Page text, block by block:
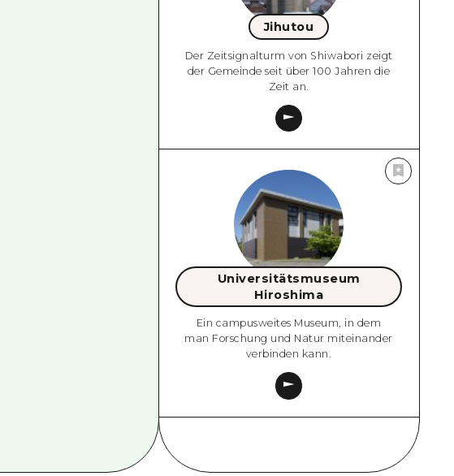
Jihutou
Der Zeitsignalturm von Shiwabori zeigt
der Gemeinde seit über 100 Jahren die
Zeit an.
Universitätsmuseum
Hiroshima
Ein campusweites Museum, in dem
man Forschung und Natur miteinander
verbinden kann.